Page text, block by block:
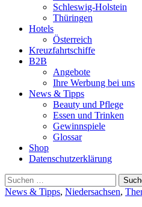
Schleswig-Holstein
Thüringen
Hotels
Österreich
Kreuzfahrtschiffe
B2B
Angebote
Ihre Werbung bei uns
News & Tipps
Beauty und Pflege
Essen und Trinken
Gewinnspiele
Glossar
Shop
Datenschutzerklärung
Suchen
nach:
News & Tipps, Niedersachsen,